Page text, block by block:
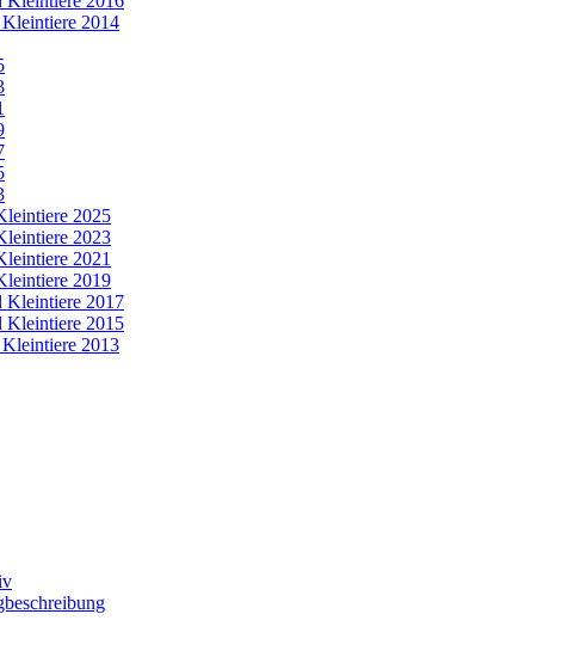
2014
2025
2023
2021
2019
Kleintiere 2017
Kleintiere 2015
2013